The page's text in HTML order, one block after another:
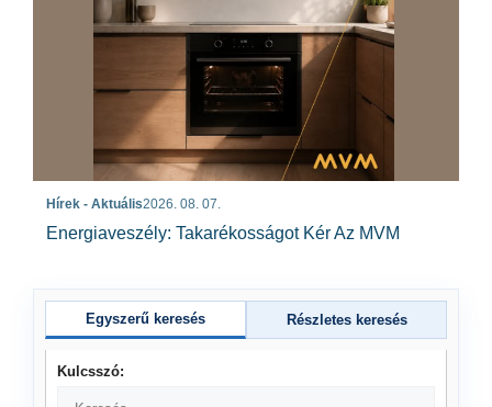
Hírek - Aktuális2026. 08. 07.
Energiaveszély: Takarékosságot Kér Az MVM
Egyszerű keresés Részletes keresés
Kulcsszó: